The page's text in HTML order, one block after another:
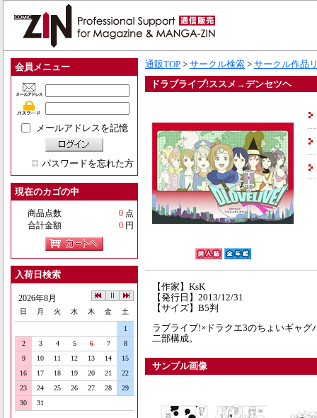
会員メニュー
メールアドレスを記憶
パスワードを忘れた方
現在のカゴの中
商品点数 0 点
合計金額
0 円
入荷日検索
2026年8月
日 月 火 水 木 金 土
1
2
3 4 5 6 7
8
9
10 11 12 13 14
15
16
17 18 19 20 21
22
23
24 25 26 27 28
29
30
31
通販TOP > サークル検索 > サークル作品
ドラブライブ!ススメ→デンセツヘ
【作家】KsK
【発行日】2013/12/31
【サイズ】B5判
ラブライブ!×ドラクエ3のちょいギャ
二部構成。
サンプル画像